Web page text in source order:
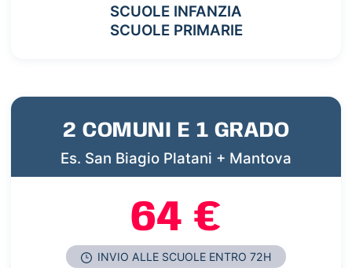
SCUOLE INFANZIA
SCUOLE PRIMARIE
2 COMUNI E 1 GRADO
Es. San Biagio Platani + Mantova
64 €
INVIO ALLE SCUOLE ENTRO 72H